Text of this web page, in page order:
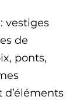
vestiges
de
ponts,